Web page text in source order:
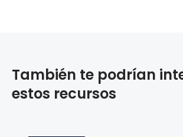
También te podrían
estos recursos